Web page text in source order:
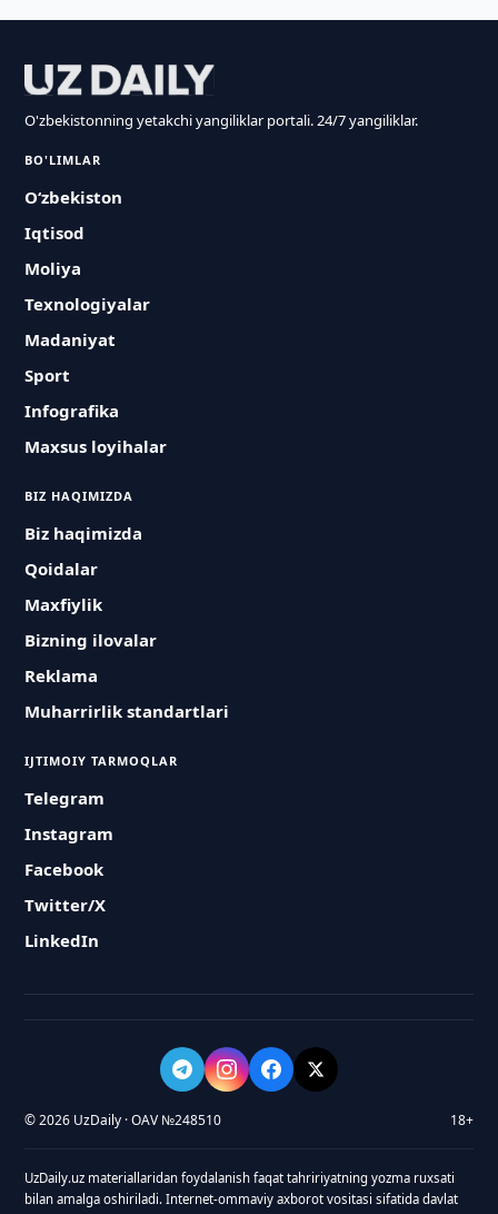
O'zbekistonning yetakchi yangiliklar portali. 24/7 yangiliklar.
BO'LIMLAR
O‘zbekiston
Iqtisod
Moliya
Texnologiyalar
Madaniyat
Sport
Infografika
Maxsus loyihalar
BIZ HAQIMIZDA
Biz haqimizda
Qoidalar
Maxfiylik
Bizning ilovalar
Reklama
Muharrirlik standartlari
IJTIMOIY TARMOQLAR
Telegram
Instagram
Facebook
Twitter/X
LinkedIn
© 2026 UzDaily · OAV №248510 18+
UzDaily.uz materiallaridan foydalanish faqat tahririyatning yozma ruxsati
bilan amalga oshiriladi. Internet-ommaviy axborot vositasi sifatida davlat